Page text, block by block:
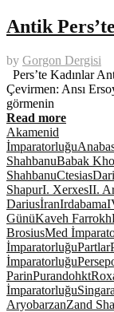
Antik
by Gorgon Dergisi
Pers’te Kadınlar
Çevirmen: Ansı
görmenin
Read more
Akamenid
İmparatorluğu
ShahbanuBabak
ShahbanuCtesias
ShapurI. XerxesII.
DariusİranIrdabama
GünüKaveh Farrokh
BrosiusMed
İmparatorluğuPartlar
İmparatorluğu
ParinPurandohkt
İmparatorluğuSingara
AryobarzanZand